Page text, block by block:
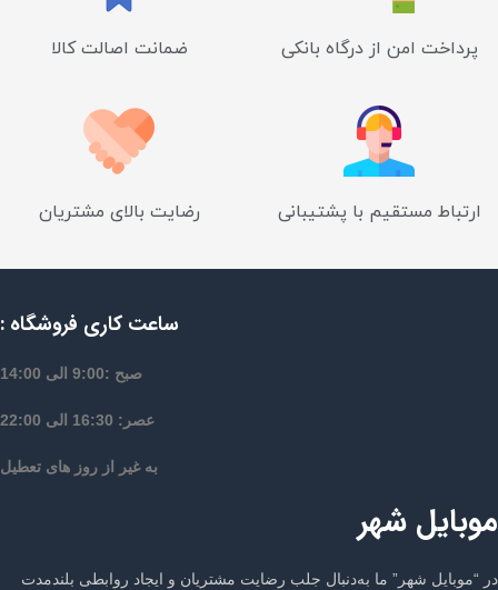
پرداخت امن از درگاه بانکی ضمانت اصالت کالا
ارتباط مستقیم با پشتیبانی رضایت بالای مشتریان
ساعت کاری فروشگاه :
صبح :9:00 الی 14:00
عصر: 16:30 الی 22:00
به غیر از روز های تعطیل
موبایل شهر
در “موبایل شهر” ما به‌دنبال جلب رضایت مشتریان و ایجاد روابطی بلندمدت